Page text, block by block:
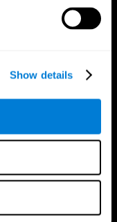
Show details
Holística
sistemática
Scrambled